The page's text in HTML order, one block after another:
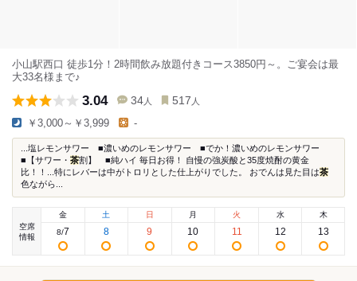
小山駅西口 徒歩1分！2時間飲み放題付きコース3850円～。ご宴会は最
大33名様まで♪
3.04 34 人 517 人
￥3,000～￥3,999 -
...塩レモンサワー ■濃いめのレモンサワー ■でか！濃いめのレモンサワー
■【サワー・ 茶割】 ■純ハイ 毎日お得！ 自慢の強炭酸と35度焼酎の黄金
比！！...特にレバーは中がトロリとした仕上がりでした。 おでんは見た目は茶
色ながら...
空席
情報
金
8/7
土
8
日
9
月
10
火
11
水
12
木
13